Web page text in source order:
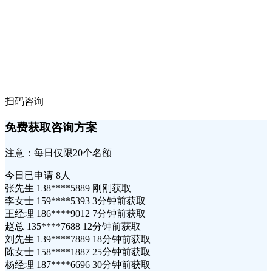
扫码咨询
免费获取咨询方案
注意：每日仅限20个名额
今日已申请 8人
张先生 138****5889 刚刚获取
李女士 159****5393 3分钟前获取
王经理 186****9012 7分钟前获取
赵总 135****7688 12分钟前获取
刘先生 139****7889 18分钟前获取
陈女士 158****1887 25分钟前获取
杨经理 187****6696 30分钟前获取